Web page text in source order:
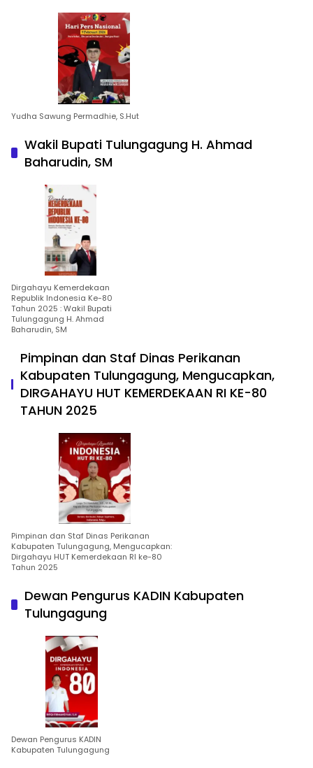
Yudha Sawung Permadhie, S.Hut
Wakil Bupati Tulungagung H. Ahmad
Baharudin, SM
Dirgahayu Kemerdekaan
Republik Indonesia Ke-80
Tahun 2025 : Wakil Bupati
Tulungagung H. Ahmad
Baharudin, SM
Pimpinan dan Staf Dinas Perikanan
Kabupaten Tulungagung, Mengucapkan,
DIRGAHAYU HUT KEMERDEKAAN RI KE-80
TAHUN 2025
Pimpinan dan Staf Dinas Perikanan
Kabupaten Tulungagung, Mengucapkan:
Dirgahayu HUT Kemerdekaan RI ke-80
Tahun 2025
Dewan Pengurus KADIN Kabupaten
Tulungagung
Dewan Pengurus KADIN
Kabupaten Tulungagung